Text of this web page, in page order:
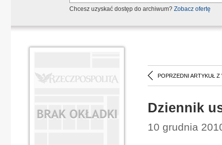
Chcesz uzyskać dostęp do archiwum? Zobacz ofertę
POPRZEDNI ARTYKUŁ Z
Dziennik
10 grudnia